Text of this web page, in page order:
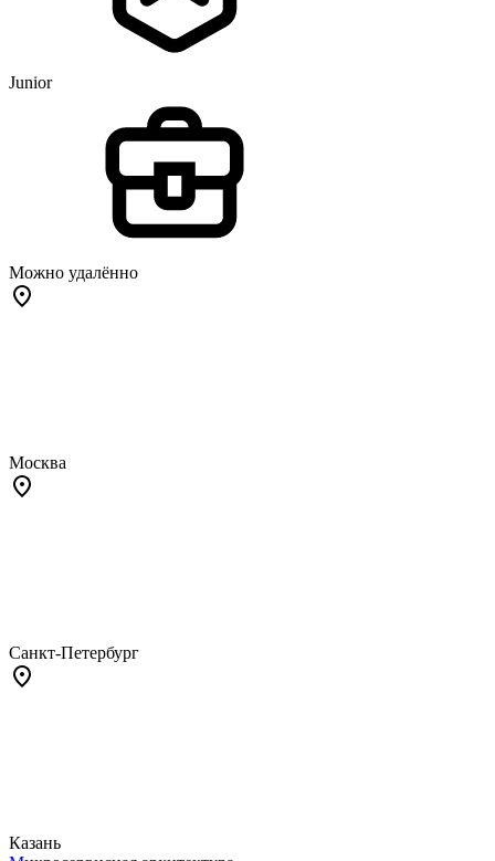
Junior
Можно удалённо
Москва
Санкт-Петербург
Казань